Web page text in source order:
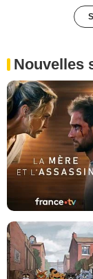
Nouvelles